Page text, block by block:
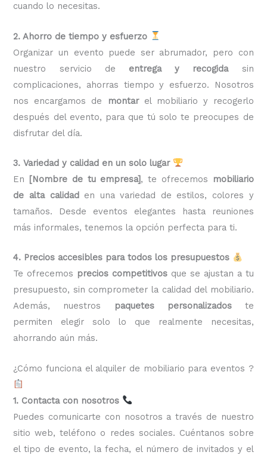
cuando lo necesitas.
2. Ahorro de tiempo y esfuerzo
Organizar un evento puede ser abrumador, pero con
nuestro servicio de entrega y recogidasin
complicaciones, ahorras tiempo y esfuerzo. Nosotros
nos encargamos de
montarel mobiliario y recogerlo
después del evento, para que tú solo te preocupes de
disfrutar del día.
3. Variedad y calidad en un solo lugar
En [Nombre de tu empresa], te ofrecemos
mobiliario
de alta calidaden una variedad de estilos, colores y
tamaños. Desde eventos elegantes hasta reuniones
más informales, tenemos la opción perfecta para ti.
4. Precios accesibles para todos los presupuestos
Te ofrecemos precios competitivos que se ajustan a tu
presupuesto, sin comprometer la calidad del mobiliario.
Además, nuestros
paquetes personalizadoste
permiten elegir solo lo que realmente necesitas,
ahorrando aún más.
¿Cómo funciona el alquiler de mobiliario para eventos ?
1. Contacta con nosotros
Puedes comunicarte con nosotros a través de nuestro
sitio web, teléfono o redes sociales. Cuéntanos sobre
el tipo de evento, la fecha, el número de invitados y el